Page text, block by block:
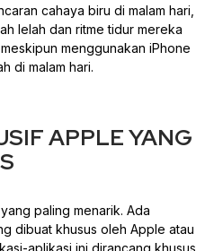
cahaya biru di malam hari,
lelah dan ritme tidur mereka
menggunakan iPhone
di malam hari.
APPLE YANG
paling menarik. Ada
dibuat khusus oleh Apple atau